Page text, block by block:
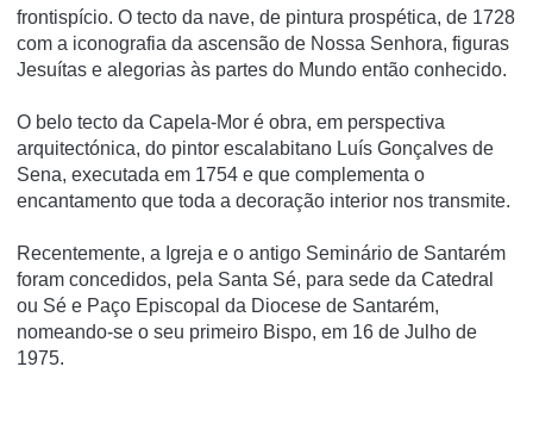
frontispício. O tecto da nave, de pintura prospética, de 1728
com a iconografia da ascensão de Nossa Senhora, figuras
Jesuítas e alegorias às partes do Mundo então conhecido.
O belo tecto da Capela-Mor é obra, em perspectiva
arquitectónica, do pintor escalabitano Luís Gonçalves de
Sena, executada em 1754 e que complementa o
encantamento que toda a decoração interior nos transmite.
Recentemente, a Igreja e o antigo Seminário de Santarém
foram concedidos, pela Santa Sé, para sede da Catedral
ou Sé e Paço Episcopal da Diocese de Santarém,
nomeando-se o seu primeiro Bispo, em 16 de Julho de
1975.